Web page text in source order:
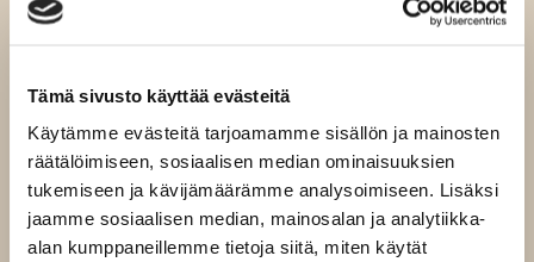
Tämä sivusto käyttää evästeitä
Käytämme evästeitä tarjoamamme sisällön ja mainosten
räätälöimiseen, sosiaalisen median ominaisuuksien
tukemiseen ja kävijämäärämme analysoimiseen. Lisäksi
jaamme sosiaalisen median, mainosalan ja analytiikka-
alan kumppaneillemme tietoja siitä, miten käytät
Sopimus- ja tilausehdot
sopimusehdot että normaalit tilausehdot